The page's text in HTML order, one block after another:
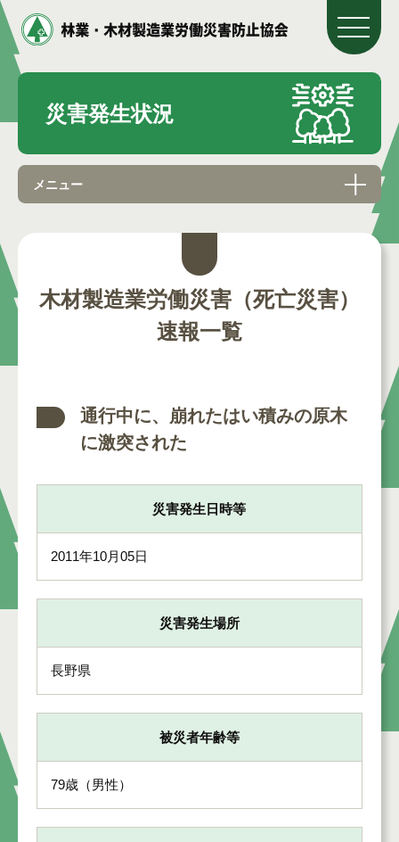
災害発生状況
メニュー
木材製造業労働災害（死亡災害）
速報一覧
通行中に、崩れたはい積みの原木
に激突された
災害発生日時等
2011年10月05日
災害発生場所
長野県
被災者年齢等
79歳（男性）